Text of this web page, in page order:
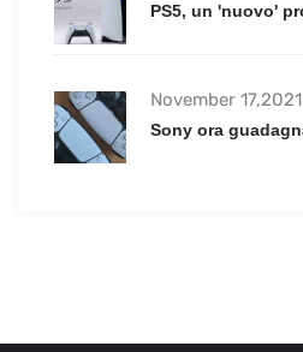
PS5, un 'nuovo'
November 17,2021
Sony ora